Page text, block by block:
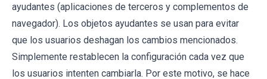
ayudantes (aplicaciones de terceros y complementos de
navegador). Los objetos ayudantes se usan para evitar
que los usuarios deshagan los cambios mencionados.
Simplemente restablecen la configuración cada vez que
los usuarios intenten cambiarla. Por este motivo, se hace